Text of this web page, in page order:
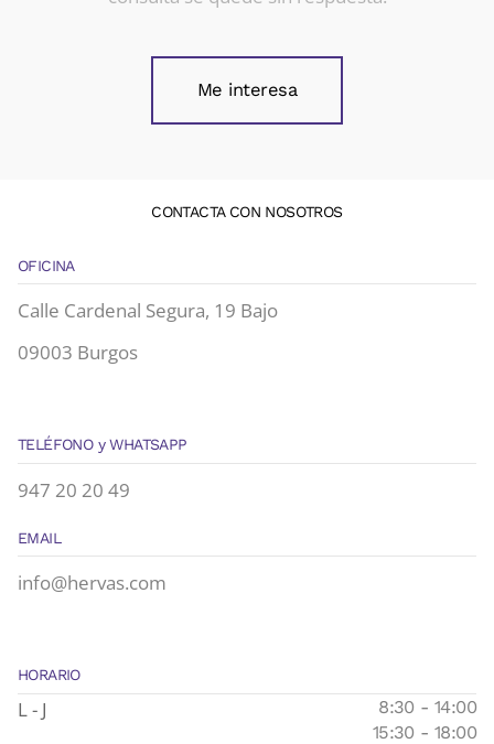
Me interesa
CONTACTA CON NOSOTROS
OFICINA
Calle Cardenal Segura, 19 Bajo
09003 Burgos
TELÉFONO y WHATSAPP
947 20 20 49
EMAIL
info@hervas.com
HORARIO
L - J
8:30 - 14:00
15:30 - 18:00